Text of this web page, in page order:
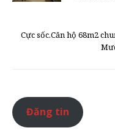
Cực sốc.Căn hộ 68m2
Đăng tin